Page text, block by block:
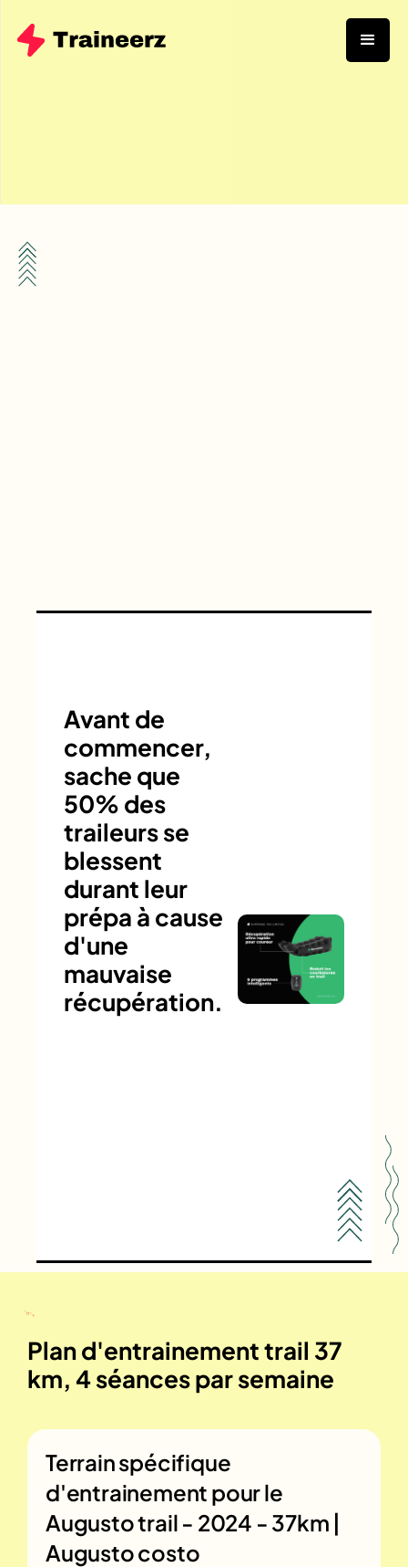
Avant de
commencer,
sache que
50% des
traileurs se
blessent
durant leur
prépa à cause
d'une
mauvaise
récupération.
Plan d'entrainement trail 37
km, 4 séances par semaine
Terrain spécifique
d'entrainement pour le
Augusto trail - 2024 - 37km |
Augusto costo